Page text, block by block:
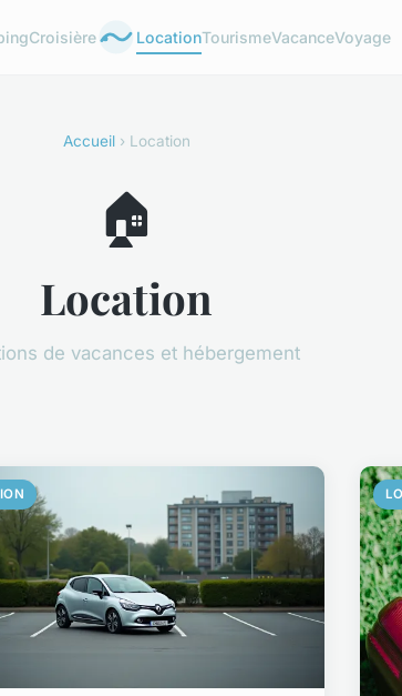
Croisière LocationTourismeVacanceVoyage
Accueil› Location
🏠
Location
de vacances et hébergement